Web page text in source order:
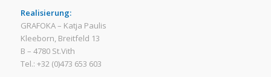
Realisierung:
GRAFOKA – Katja Paulis
Kleeborn, Breitfeld 13
B – 4780 St.Vith
Tel.: +32 (0)473 653 603